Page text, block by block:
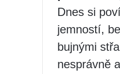
Dnes si
jemností,
bujnými
nesprávně